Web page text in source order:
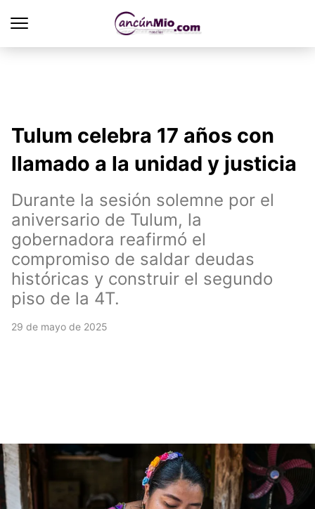
Tulum celebra 17 años con
llamado a la unidad y justicia
Durante la sesión solemne por el
aniversario de Tulum, la
gobernadora reafirmó el
compromiso de saldar deudas
históricas y construir el segundo
piso de la 4T.
29 de mayo de 2025